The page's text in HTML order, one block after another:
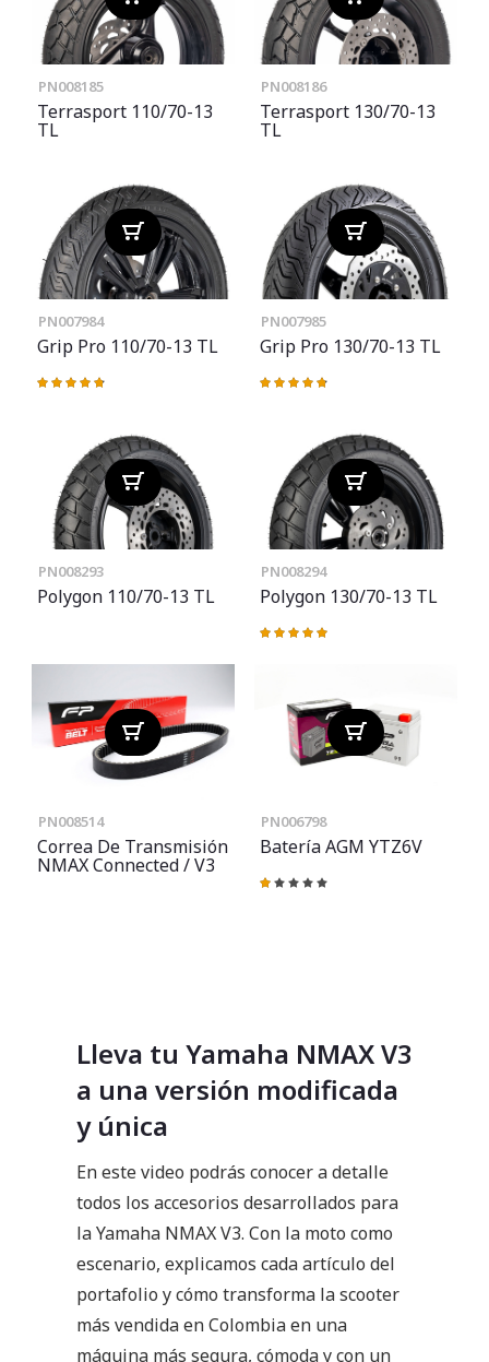
PN008185
Terrasport 110/70-13
TL
PN008186
Terrasport 130/70-13
TL
PN007984
Grip Pro 110/70-13 TL
Valoración:
PN007985
Grip Pro 130/70-13 TL
Valoración:
PN008293
Polygon 110/70-13 TL
PN008294
Polygon 130/70-13 TL
Valoración:
PN008514
Correa De Transmisión
NMAX Connected / V3
PN006798
Batería AGM YTZ6V
Valoración:
Lleva tu Yamaha NMAX V3
a una versión modificada
y única
En este video podrás conocer a detalle
todos los accesorios desarrollados para
la Yamaha NMAX V3. Con la moto como
escenario, explicamos cada artículo del
portafolio y cómo transforma la scooter
más vendida en Colombia en una
máquina más segura, cómoda y con un